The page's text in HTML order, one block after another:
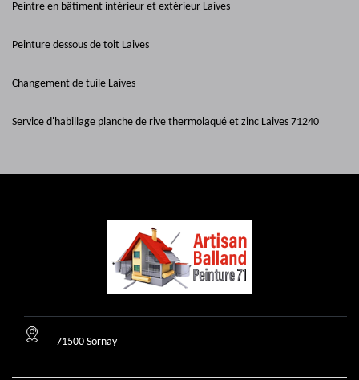
Peintre en bâtiment intérieur et extérieur Laives
Peinture dessous de toit Laives
Changement de tuile Laives
Service d'habillage planche de rive thermolaqué et zinc Laives 71240
71500 Sornay